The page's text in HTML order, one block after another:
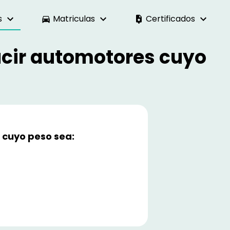
Matriculas Certificados
automotores cuyo
peso sea: